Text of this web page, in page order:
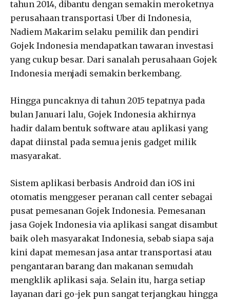
tahun 2014, dibantu dengan semakin meroketnya
perusahaan transportasi Uber di Indonesia,
Nadiem Makarim selaku pemilik dan pendiri
Gojek Indonesia mendapatkan tawaran investasi
yang cukup besar. Dari sanalah perusahaan Gojek
Indonesia menjadi semakin berkembang.
Hingga puncaknya di tahun 2015 tepatnya pada
bulan Januari lalu, Gojek Indonesia akhirnya
hadir dalam bentuk software atau aplikasi yang
dapat diinstal pada semua jenis gadget milik
masyarakat.
Sistem aplikasi berbasis Android dan iOS ini
otomatis menggeser peranan call center sebagai
pusat pemesanan Gojek Indonesia. Pemesanan
jasa Gojek Indonesia via aplikasi sangat disambut
baik oleh masyarakat Indonesia, sebab siapa saja
kini dapat memesan jasa antar transportasi atau
pengantaran barang dan makanan semudah
mengklik aplikasi saja. Selain itu, harga setiap
layanan dari go-jek pun sangat terjangkau hingga